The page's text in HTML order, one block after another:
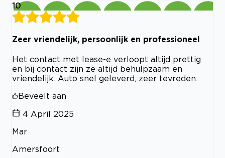
10
Zeer vriendelijk, persoonlijk en professioneel
Het contact met lease-e verloopt altijd prettig
en bij contact zijn ze altijd behulpzaam en
vriendelijk. Auto snel geleverd, zeer tevreden.
Beveelt aan
4 April 2025
Mar
Amersfoort